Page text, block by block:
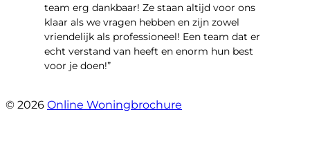
team erg dankbaar! Ze staan altijd voor ons
klaar als we vragen hebben en zijn zowel
vriendelijk als professioneel! Een team dat er
echt verstand van heeft en enorm hun best
voor je doen!”
© 2026 Online Woningbrochure